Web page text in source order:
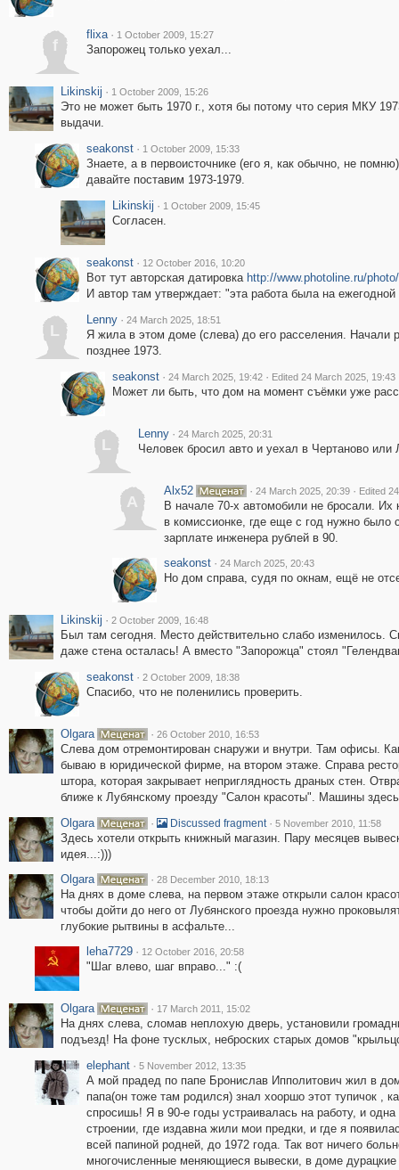
f
flixa · 1 October 2009, 15:27
Запорожец только уехал...
Likinskij · 1 October 2009, 15:26
Это не может быть 1970 г., хотя бы потому что серия МКУ
выдачи.
seakonst · 1 October 2009, 15:33
Знаете, а в первоисточнике (его я, как обычно, не
давайте поставим 1973-1979.
Likinskij · 1 October 2009, 15:45
Согласен.
seakonst · 12 October 2016, 10:20
Вот тут авторская датировка http://www.photoline.ru/
И автор там утверждает: "эта работа была на
L
Lenny · 24 March 2025, 18:51
Я жила в этом доме (слева) до его расселения. Начали
позднее 1973.
seakonst · 24 March 2025, 19:42 · Edited 24 March 2025, 19:43
Может ли быть, что дом на момент съёмки уже
L
Lenny · 24 March 2025, 20:31
Человек бросил авто и уехал в Чертаново
A
Alx52 · 24 March 2025, 20:39 · Edited
В начале 70-х автомобили не бросали.
в комиссионке, где еще с год нужно было
зарплате инженера рублей в 90.
seakonst · 24 March 2025, 20:43
Но дом справа, судя по окнам, ещё не
Likinskij · 2 October 2009, 16:48
Был там сегодня. Место действительно слабо изменилось.
даже стена осталась! А вместо "Запорожца" стоял
seakonst · 2 October 2009, 18:38
Спасибо, что не поленились проверить.
Olgara · 26 October 2010, 16:53
Слева дом отремонтирован снаружи и внутри. Там офисы.
бываю в юридической фирме, на втором этаже. Справа
штора, которая закрывает неприглядность драных стен.
ближе к Лубянскому проезду "Салон красоты". Машины
Olgara
· Discussed fragment · 5 November 2010, 11:58
Здесь хотели открыть книжный магазин. Пару месяцев
идея...:)))
Olgara
· 28 December 2010, 18:13
На днях в доме слева, на первом этаже открыли салон
чтобы дойти до него от Лубянского проезда нужно
глубокие рытвины в асфальте...
leha7729 · 12 October 2016, 20:58
"Шаг влево, шаг вправо..." :(
Olgara · 17 March 2011, 15:02
На днях слева, сломав неплохую дверь, установили
подъезд! На фоне тусклых, неброских старых домов
elephant · 5 November 2012, 13:35
А мой прадед по папе Бронислав Ипполитович жил в
папа(он тоже там родился) знал хооршо этот тупичок ,
спросишь! Я в 90-е годы устраивалась на работу, и
строении, где издавна жили мои предки, и где я
всей папиной родней, до 1972 года. Так вот ничего
многочисленные меняющиеся вывески, в доме